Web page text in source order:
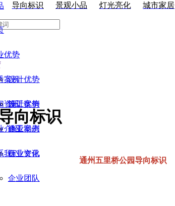
导向标识 景观小品 灯光亮化 城市家居
优势
设计优势
施工优势
案例
设计案例
施工案例
资讯
企业动态
行业资讯
介绍
企业文化
企业团队
我们
向标识
通州五里桥公园导向标识